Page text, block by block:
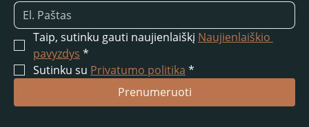
Taip, sutinku gauti naujienlaiškį Naujienlaiškio
pavyzdys *
Sutinku su Privatumo politika *
Prenumeruoti